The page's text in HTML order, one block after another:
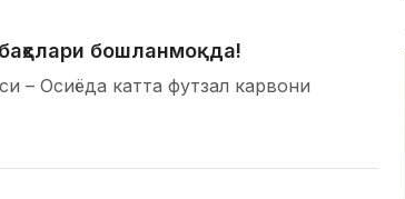
бошланмоқда!
– Осиёда катта футзал карвони